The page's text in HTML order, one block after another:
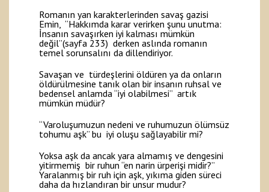
Romanın yan karakterlerinden savaş gazisi
Emin, “Hakkımda karar verirken şunu unutma:
İnsanın savaşırken iyi kalması mümkün
değil”(sayfa 233) derken aslında romanın
temel sorunsalını da dillendiriyor.
Savaşan ve türdeşlerini öldüren ya da onların
öldürülmesine tanık olan bir insanın ruhsal ve
bedensel anlamda “iyi olabilmesi” artık
mümkün müdür?
“Varoluşumuzun nedeni ve ruhumuzun ölümsüz
tohumu aşk” bu iyi oluşu sağlayabilir mi?
Yoksa aşk da ancak yara almamış ve dengesini
yitirmemiş bir ruhun “en narin ürperişi midir?”
Yaralanmış bir ruh için aşk, yıkıma giden süreci
daha da hızlandıran bir unsur mudur?